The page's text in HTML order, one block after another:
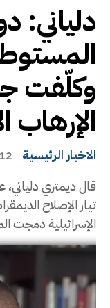
دلياني:
وكلّفت
الإرهاب
الاخبار الرئيسية 12 يونيو، 2026
قال ديمتري
تيار الإصلاح
الإسرائيلية دمجت